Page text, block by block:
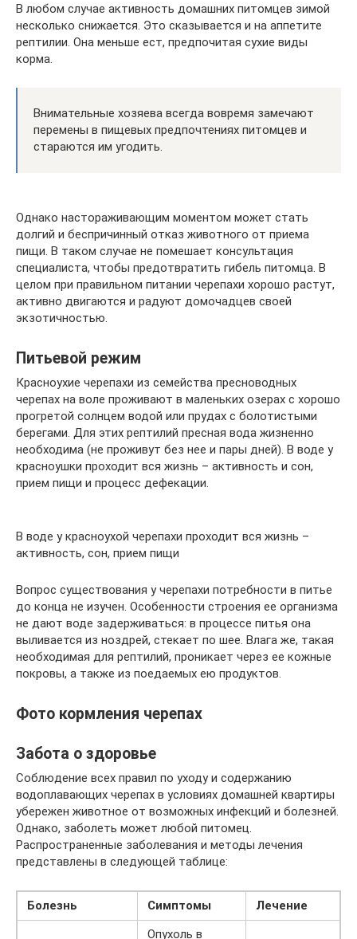
В любом случае активность домашних питомцев зимой
несколько снижается. Это сказывается и на аппетите
рептилии. Она меньше ест, предпочитая сухие виды
корма.
Внимательные хозяева всегда вовремя замечают
перемены в пищевых предпочтениях питомцев и
стараются им угодить.
Однако настораживающим моментом может стать
долгий и беспричинный отказ животного от приема
пищи. В таком случае не помешает консультация
специалиста, чтобы предотвратить гибель питомца. В
целом при правильном питании черепахи хорошо растут,
активно двигаются и радуют домочадцев своей
экзотичностью.
Питьевой режим
Красноухие черепахи из семейства пресноводных
черепах на воле проживают в маленьких озерах с хорошо
прогретой солнцем водой или прудах с болотистыми
берегами. Для этих рептилий пресная вода жизненно
необходима (не проживут без нее и пары дней). В воде у
красноушки проходит вся жизнь – активность и сон,
прием пищи и процесс дефекации.
В воде у красноухой черепахи проходит вся жизнь –
активность, сон, прием пищи
Вопрос существования у черепахи потребности в питье
до конца не изучен. Особенности строения ее организма
не дают воде задерживаться: в процессе питья она
выливается из ноздрей, стекает по шее. Влага же, такая
необходимая для рептилий, проникает через ее кожные
покровы, а также из поедаемых ею продуктов.
Фото кормления черепах
Забота о здоровье
Соблюдение всех правил по уходу и содержанию
водоплавающих черепах в условиях домашней квартиры
убережен животное от возможных инфекций и болезней.
Однако, заболеть может любой питомец.
Распространенные заболевания и методы лечения
представлены в следующей таблице:
Болезнь Симптомы
Лечение
Опухоль в